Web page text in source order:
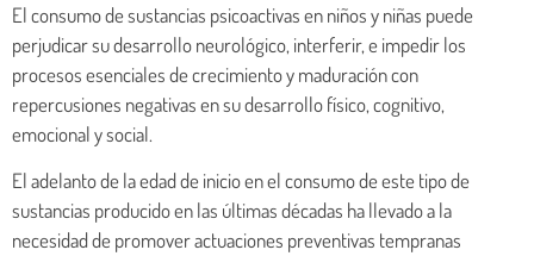
El consumo de sustancias psicoactivas en niños y niñas puede
perjudicar su desarrollo neurológico, interferir, e impedir los
procesos esenciales de crecimiento y maduración con
repercusiones negativas en su desarrollo físico, cognitivo,
emocional y social.
El adelanto de la edad de inicio en el consumo de este tipo de
sustancias producido en las últimas décadas ha llevado a la
necesidad de promover actuaciones preventivas tempranas